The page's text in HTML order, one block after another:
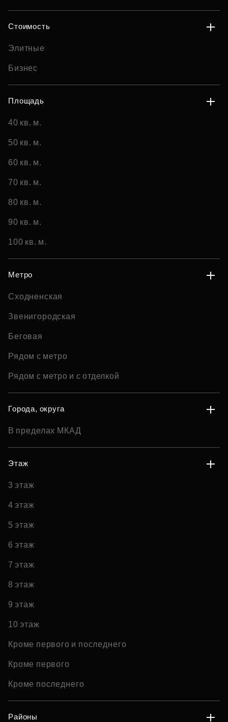
Стоимость
Элитные
Бизнес
Площадь
40 кв. м.
50 кв. м.
60 кв. м.
70 кв. м.
80 кв. м.
90 кв. м.
100 кв. м.
Метро
Сходненская
Звенигородская
Беговая
Рядом с метро
Рядом с метро и с отделкой
Города, округа
В пределах МКАД
Этаж
3 этаж
4 этаж
5 этаж
6 этаж
7 этаж
8 этаж
9 этаж
10 этаж
Кроме первого и последнего
Кроме первого
Кроме последнего
Районы